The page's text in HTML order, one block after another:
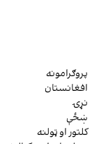
پروګرامونه
افغانستان
نړۍ
ښځې
کلتور او ټولنه